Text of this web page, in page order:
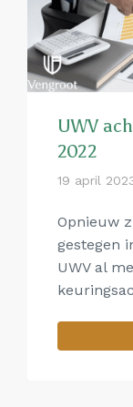
UWV
2022
19 april
Opnieuw
gestegen
UWV al